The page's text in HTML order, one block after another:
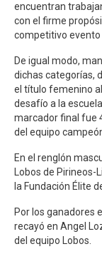
encuentran
con el firme
competitivo evento
De igual modo,
dichas categorías,
el título femenino
desafío a la
marcador final fue
del equipo
En el renglón
Lobos de
la Fundación Élite
Por los ganadores
recayó en Angel
del equipo Lobos.